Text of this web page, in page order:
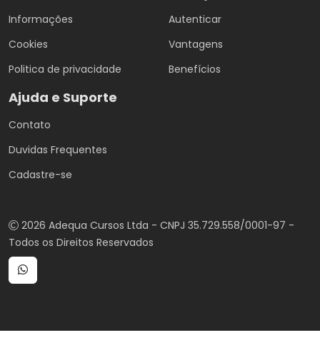
Informações
Cookies
Politica de privacidade
Autenticar
Vantagens
Benefícios
Ajuda e Suporte
Contato
Duvidas Frequentes
Cadastre-se
2026 Adequa Cursos Ltda - CNPJ 35.729.558/0001-97 -
Todos os Direitos Reservados